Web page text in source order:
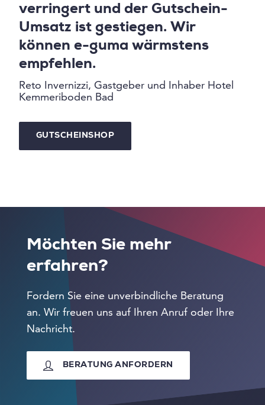
verringert und der Gutschein-
Umsatz ist gestiegen. Wir
können e-guma wärmstens
empfehlen.
Reto Invernizzi, Gastgeber und Inhaber Hotel
Kemmeriboden Bad
GUTSCHEINSHOP
Möchten Sie mehr
erfahren?
Fordern Sie eine unverbindliche Beratung
an. Wir freuen uns auf Ihren Anruf oder Ihre
Nachricht.
BERATUNG ANFORDERN